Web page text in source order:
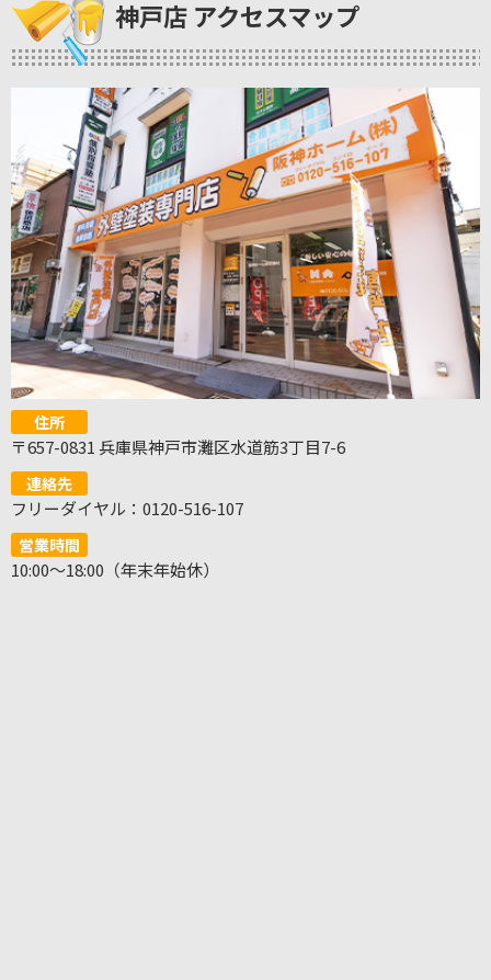
神戸店 アクセスマップ
住所
〒657-0831 兵庫県神戸市灘区水道筋3丁目7-6
連絡先
フリーダイヤル：0120-516-107
営業時間
10:00～18:00（年末年始休）